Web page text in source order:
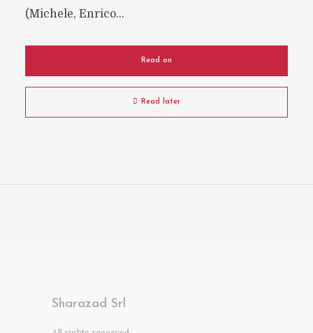
(Michele, Enrico...
Read on
Read later
Sharazad Srl